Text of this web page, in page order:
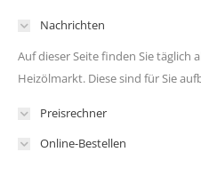
Nachrichten
Auf dieser Seite finden Sie täglich
Heizölmarkt. Diese sind für Sie
Preisrechner
Online-Bestellen